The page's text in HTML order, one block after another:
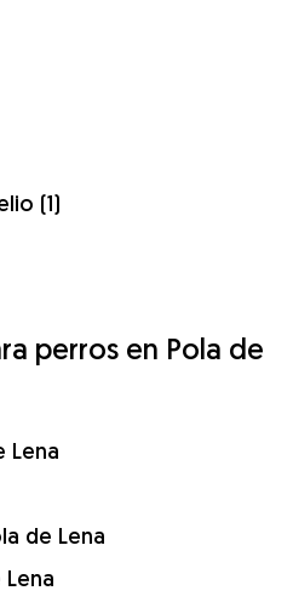
(1)
perros en Pola de
Lena
de Lena